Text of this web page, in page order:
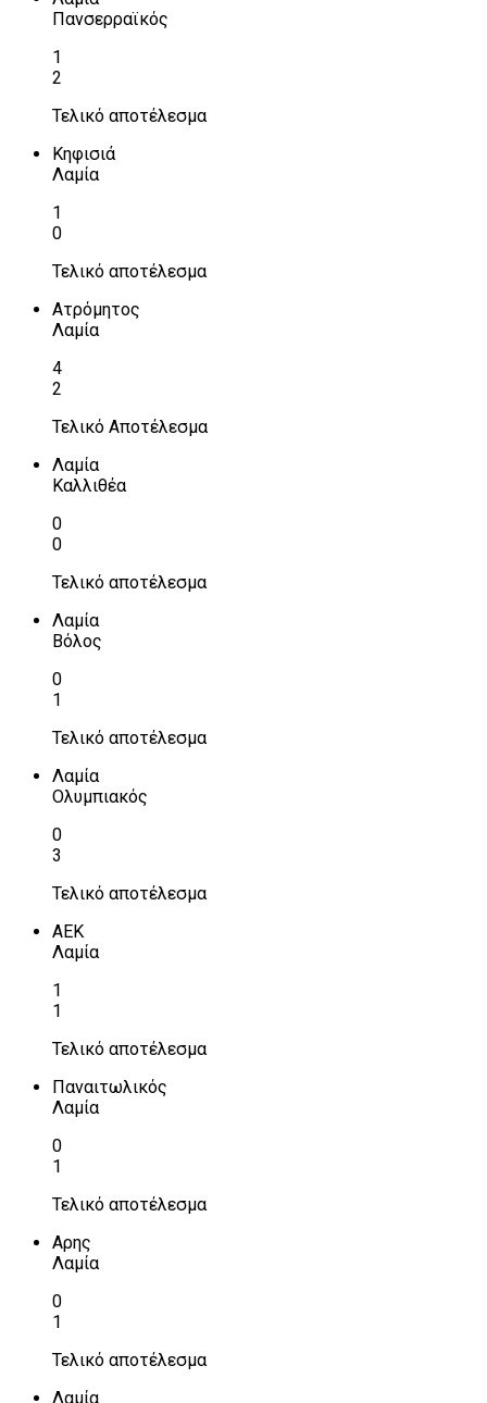
Πανσερραϊκός
1
2
Τελικό αποτέλεσμα
Κηφισιά
Λαμία
1
0
Τελικό αποτέλεσμα
Ατρόμητος
Λαμία
4
2
Τελικό Αποτέλεσμα
Λαμία
Καλλιθέα
0
0
Τελικό αποτέλεσμα
Λαμία
Βόλος
0
1
Τελικό αποτέλεσμα
Λαμία
Ολυμπιακός
0
3
Τελικό αποτέλεσμα
ΑΕΚ
Λαμία
1
1
Τελικό αποτέλεσμα
Παναιτωλικός
Λαμία
0
1
Τελικό αποτέλεσμα
Αρης
Λαμία
0
1
Τελικό αποτέλεσμα
Λαμία